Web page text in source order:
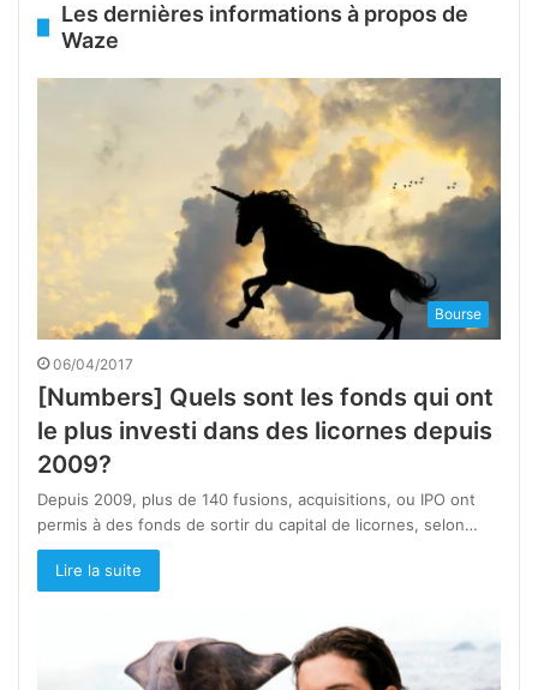
Les dernières informations à propos de
Waze
Bourse
06/04/2017
[Numbers] Quels sont les fonds qui ont
le plus investi dans des licornes depuis
2009?
Depuis 2009, plus de 140 fusions, acquisitions, ou IPO ont
permis à des fonds de sortir du capital de licornes, selon…
Lire la suite